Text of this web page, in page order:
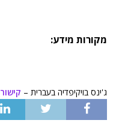
מקורות מידע:
ג'ינס בויקיפדיה בעברית – קישור